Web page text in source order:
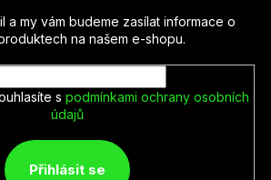
a my vám budeme zasílat informace o
na našem e-shopu.
s podmínkami ochrany osobních
údajů
Přihlásit se